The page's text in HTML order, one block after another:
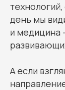
день мы
и медицина
А если